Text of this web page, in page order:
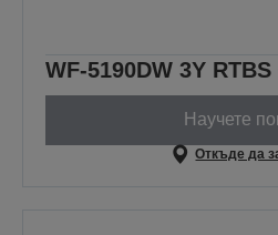
WF-5190DW 3Y
Научете
Откъде да